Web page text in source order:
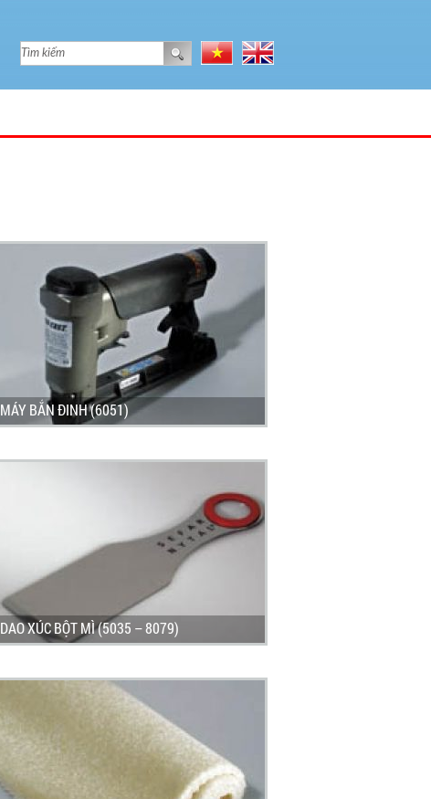
MÁY BẮN ĐINH (6051)
DAO XÚC BỘT MÌ (5035 – 8079)